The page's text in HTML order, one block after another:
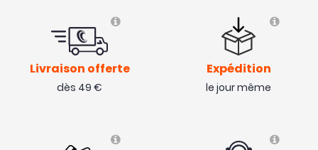
Livraison offerte
dès 49 €
Expédition
le jour même